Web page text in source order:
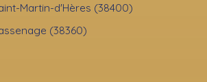
Martin-d'Hères (38400)
(38360)